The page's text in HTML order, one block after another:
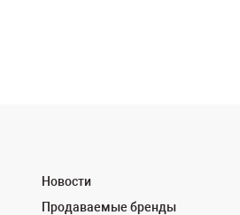
Новости
Продаваемые бренды